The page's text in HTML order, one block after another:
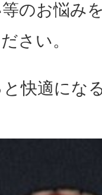
のお悩み
さい。
快適にな